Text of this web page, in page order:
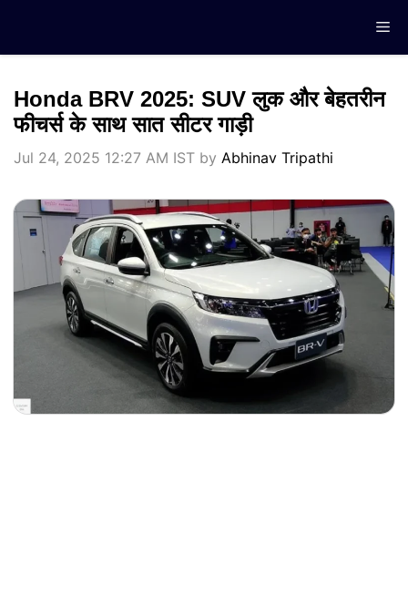
content
Honda BRV 2025: SUV लुक और बेहतरीन
फीचर्स के साथ सात सीटर गाड़ी
Jul 24, 2025 12:27 AM IST by Abhinav Tripathi